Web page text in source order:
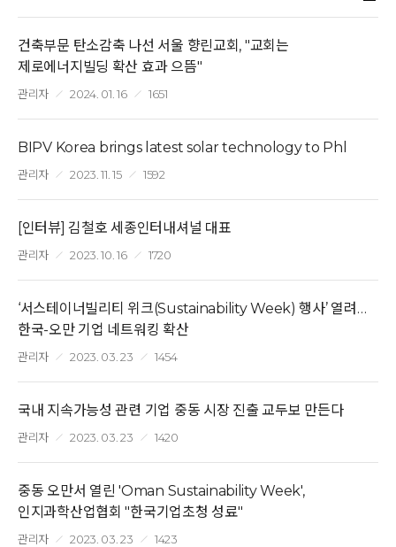
건축부문 탄소감축 나선 서울 향린교회, "교회는
제로에너지빌딩 확산 효과 으뜸"
관리자 2024. 01. 16 1651
BIPV Korea brings latest solar technology to Phl
관리자 2023. 11. 15 1592
[인터뷰] 김철호 세종인터내셔널 대표
관리자 2023. 10. 16 1720
‘서스테이너빌리티 위크(Sustainability Week) 행사’ 열려…
한국-오만 기업 네트워킹 확산
관리자 2023. 03. 23 1454
국내 지속가능성 관련 기업 중동 시장 진출 교두보 만든다
관리자 2023. 03. 23 1420
중동 오만서 열린 'Oman Sustainability Week',
인지과학산업협회 "한국기업초청 성료"
관리자 2023. 03. 23 1423